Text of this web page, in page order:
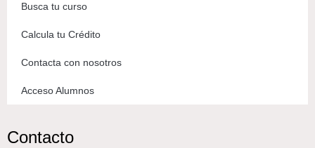
Busca tu curso
Calcula tu Crédito
Contacta con nosotros
Acceso Alumnos
Contacto